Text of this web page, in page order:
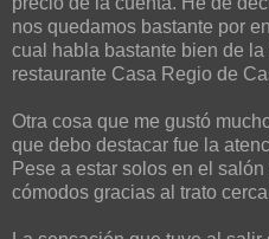
nos quedamos bastante por
cual habla bastante bien de
restaurante Casa Regio de
Otra cosa que me gustó
que debo destacar fue la
Pese a estar solos en el
cómodos gracias al trato